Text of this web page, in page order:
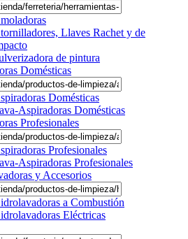
Llaves Rachet y de
de pintura
Domésticas
Domésticas
Aspiradoras Domésticas
Profesionales
Profesionales
Aspiradoras Profesionales
y Accesorios
a Combustión
Eléctricas